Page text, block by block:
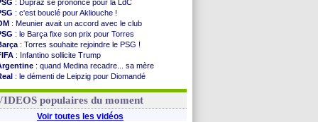
: Dupraz se prononce pour la LdC
: c'est bouclé pour Akliouche !
: Meunier avait un accord avec le club
: le Barça fixe son prix pour Torres
: Torres souhaite rejoindre le PSG !
: Infantino sollicite Trump
: quand Medina recadre... sa mère
: le démenti de Leipzig pour Diomandé
: le conseiller d'Infantino démissionne !
populaires du moment
Voir toutes les vidéos